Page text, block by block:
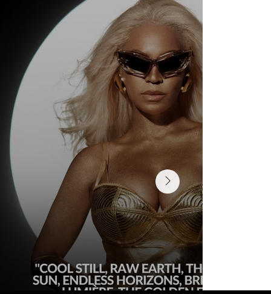
Wedding Guest Fatigue ou desaparecimento da
comunidade